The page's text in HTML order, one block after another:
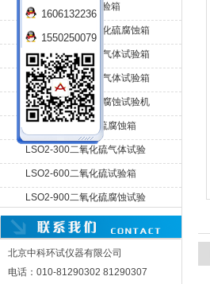
北京中科环试仪器有限公司
混合性气体腐蚀试验箱
SO2-150小型二氧化硫腐蚀箱
SO2-300二氧化硫气体试验箱
SO2-600二氧化硫气体试验箱
SO2-900二氧化硫腐蚀试验机
LSO2-150二氧化硫腐蚀箱
LSO2-300二氧化硫气体试验
机
LSO2-600二氧化硫试验箱
LSO2-900二氧化硫腐蚀试验
箱
北京中科环试仪器有限公司
电话：010-81290302 81290307
1606132236
1550250079